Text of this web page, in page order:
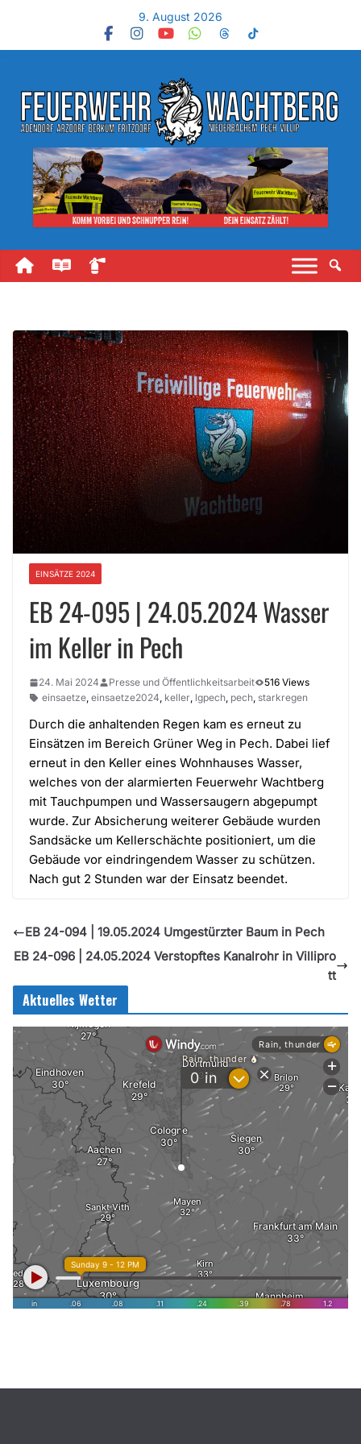
9. August 2026
EINSÄTZE 2024
EB 24-095 | 24.05.2024 Wasser
im Keller in Pech
24. Mai 2024 Presse und Öffentlichkeitsarbeit
516 Views
einsaetze, einsaetze2024, keller, lgpech, pech, starkregen
Durch die anhaltenden Regen kam es erneut zu
Einsätzen im Bereich Grüner Weg in Pech. Dabei lief
erneut in den Keller eines Wohnhauses Wasser,
welches von der alarmierten Feuerwehr Wachtberg
mit Tauchpumpen und Wassersaugern abgepumpt
wurde. Zur Absicherung weiterer Gebäude wurden
Sandsäcke um Kellerschächte positioniert, um die
Gebäude vor eindringendem Wasser zu schützen.
Nach gut 2 Stunden war der Einsatz beendet.
EB 24-094 | 19.05.2024 Umgestürzter Baum in Pech
EB 24-096 | 24.05.2024 Verstopftes Kanalrohr in Villipro
tt
Aktuelles Wetter